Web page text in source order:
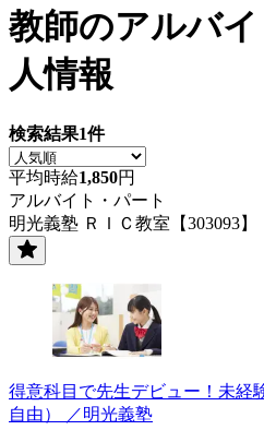
教師のアルバ
人情報
検索結果1件
平均時給1,850円
アルバイト・パート
明光義塾 ＲＩＣ教室【303093】
得意科目で先生デビュー！未経
自由） ／明光義塾